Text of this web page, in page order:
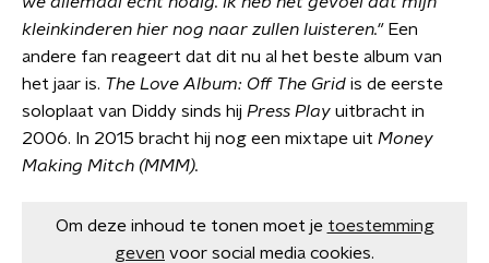
kleinkinderen hier nog naar zullen luisteren."Een
andere fan reageert dat dit nu al het beste album van
het jaar is. The Love Album: Off The Grid is de eerste
soloplaat van Diddy sinds hij Press Play uitbracht in
2006. In 2015 bracht hij nog een mixtape uit Money
Making Mitch (MMM).
Om deze inhoud te tonen moet je toestemming
geven voor social media cookies.